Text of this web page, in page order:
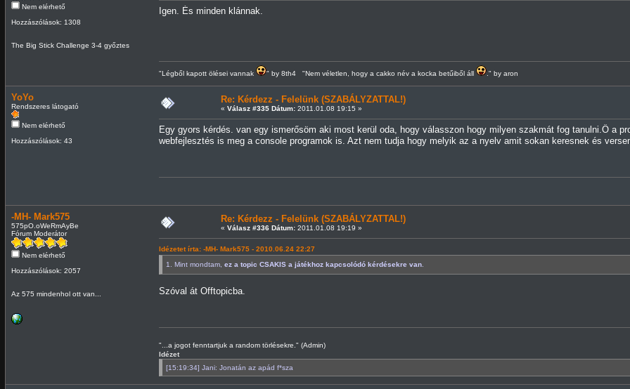
Nem elérhető
Hozzászólások: 1308
The Big Stick Challenge 3-4 győztes
Igen. És minden klánnak.
"Légből kapott ölései vannak " by 8th4 "Nem véletlen, hogy a cakko név a kocka betűiből áll ." by aron
YoYo
Rendszeres látogató
Nem elérhető
Hozzászólások: 43
Re: Kérdezz - Felelünk (SZABÁLYZATTAL!)
« Válasz #335 Dátum:2011.01.08 19:15 »
Egy gyors kérdés. van egy ismerősöm aki most kerül oda, hogy válasszon hogy milyen szakmát fog tanulni.Ő a
webfejlesztés is meg a console programok is. Azt nem tudja hogy melyik az a nyelv amit sokan keresnek és
-MH- Mark575
575pO.oWeRmAyBe
Fórum Moderátor
Nem elérhető
Hozzászólások: 2057
Az 575 mindenhol ott van...
Re: Kérdezz - Felelünk (SZABÁLYZATTAL!)
« Válasz #336 Dátum:2011.01.08 19:19 »
Idézetet írta: -MH- Mark575 - 2010.06.24 22:27
1. Mint mondtam, ez a topic CSAKIS a játékhoz kapcsolódó kérdésekre van.
Szóval át Offtopicba.
"...a jogot fenntartjuk a random törlésekre." (Admin)
Idézet
[15:19:34] Jani: Jonatán az apád f*sza